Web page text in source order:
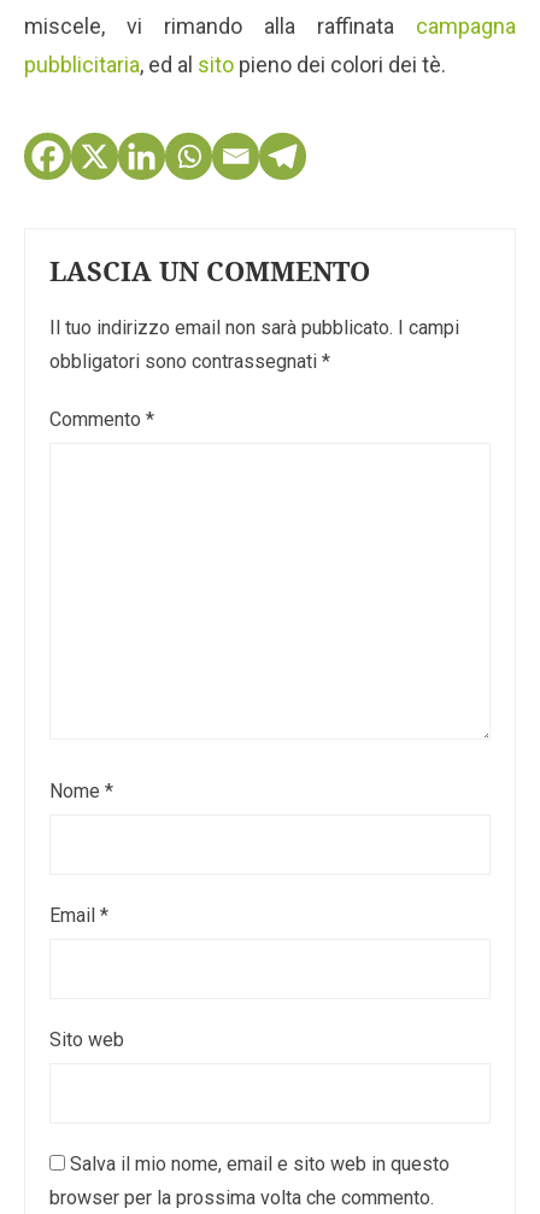
miscele, vi rimando alla raffinata campagna
pubblicitaria, ed al sito pieno dei colori dei tè.
LASCIA UN COMMENTO
Il tuo indirizzo email non sarà pubblicato. I campi
obbligatori sono contrassegnati *
Commento *
Nome *
Email *
Sito web
Salva il mio nome, email e sito web in questo
browser per la prossima volta che commento.